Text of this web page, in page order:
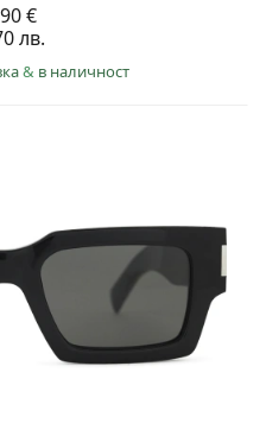
€
лв.
& в наличност